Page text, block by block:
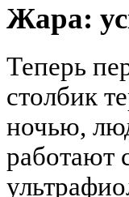
Жара:
Теперь
столбик
ночью,
работают